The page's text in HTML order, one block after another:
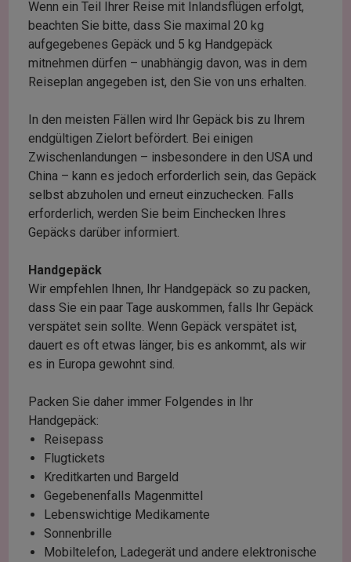
Wenn ein Teil Ihrer Reise mit Inlandsflügen erfolgt,
beachten Sie bitte, dass Sie maximal 20 kg
aufgegebenes Gepäck und 5 kg Handgepäck
mitnehmen dürfen – unabhängig davon, was in dem
Reiseplan angegeben ist, den Sie von uns erhalten.
In den meisten Fällen wird Ihr Gepäck bis zu Ihrem
endgültigen Zielort befördert. Bei einigen
Zwischenlandungen – insbesondere in den USA und
China – kann es jedoch erforderlich sein, das Gepäck
selbst abzuholen und erneut einzuchecken. Falls
erforderlich, werden Sie beim Einchecken Ihres
Gepäcks darüber informiert.
Handgepäck
Wir empfehlen Ihnen, Ihr Handgepäck so zu packen,
dass Sie ein paar Tage auskommen, falls Ihr Gepäck
verspätet sein sollte. Wenn Gepäck verspätet ist,
dauert es oft etwas länger, bis es ankommt, als wir
es in Europa gewohnt sind.
Packen Sie daher immer Folgendes in Ihr
Handgepäck:
Reisepass
Flugtickets
Kreditkarten und Bargeld
Gegebenenfalls Magenmittel
Lebenswichtige Medikamente
Sonnenbrille
Mobiltelefon, Ladegerät und andere elektronische